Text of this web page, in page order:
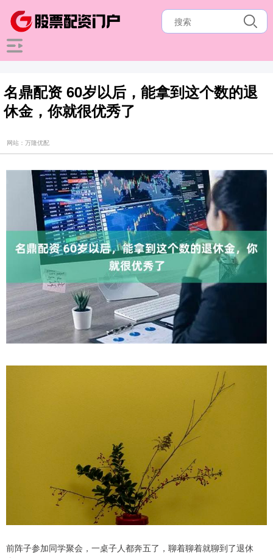
名鼎配资 60岁以后，能拿到这个数的退
休金，你就很优秀了
网站：万隆优配
前阵子参加同学聚会，一桌子人都奔五了，聊着聊着就聊到了退休